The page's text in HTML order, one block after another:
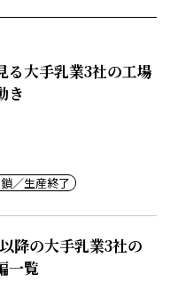
る大手乳業3社の工場
き
／生産終了
降の大手乳業3社の
一覧